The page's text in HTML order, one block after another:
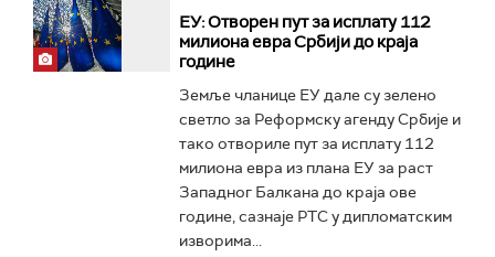
ЕУ: Отворен пут за исплату 112
милиона евра Србији до краја
године
Земље чланице ЕУ дале су зелено
светло за Реформску агенду Србије и
тако отвориле пут за исплату 112
милиона евра из плана ЕУ за раст
Западног Балкана до краја ове
године, сазнаје РТС у дипломатским
изворима...